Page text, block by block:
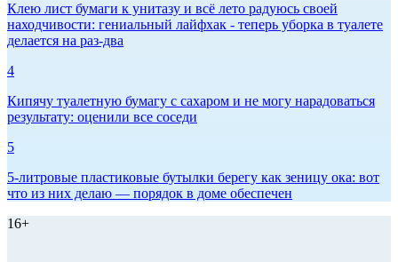
Клею лист бумаги к унитазу и всё лето радуюсь своей
находчивости: гениальный лайфхак - теперь уборка в туалете
делается на раз-два
4
Кипячу туалетную бумагу с сахаром и не могу нарадоваться
результату: оценили все соседи
5
5-литровые пластиковые бутылки берегу как зеницу ока: вот
что из них делаю — порядок в доме обеспечен
16+